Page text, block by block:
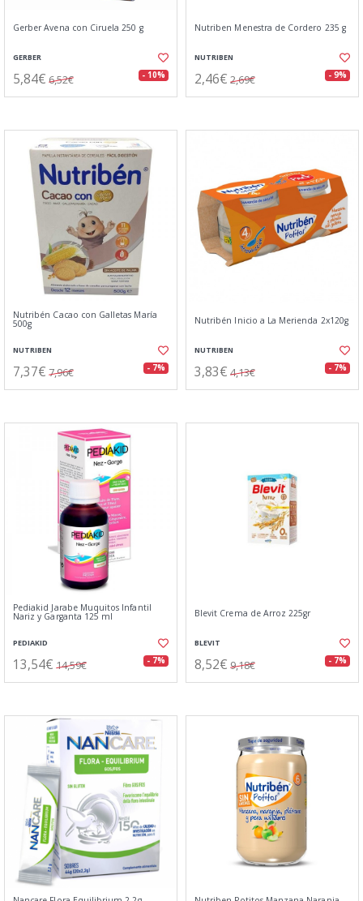
Gerber Avena con Ciruela 250 g
GERBER
5,84€ 6,52€ - 10%
Nutriben Menestra de Cordero 235 g
NUTRIBEN
2,46€ 2,69€ - 9%
Nutribén Cacao con Galletas María
500g
NUTRIBEN
7,37€ 7,96€ - 7%
Nutribén Inicio a La Merienda 2x120g
NUTRIBEN
3,83€ 4,13€ - 7%
Pediakid Jarabe Muquitos Infantil
Nariz y Garganta 125 ml
PEDIAKID
13,54€ 14,59€ - 7%
Blevit Crema de Arroz 225gr
BLEVIT
8,52€ 9,18€ - 7%